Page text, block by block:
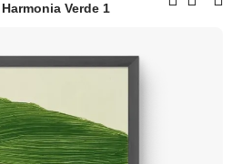
Verde 1